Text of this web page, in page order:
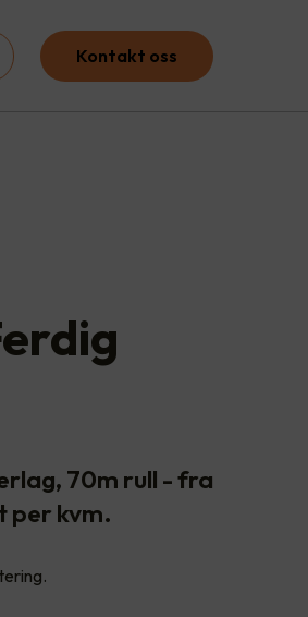
Kontakt oss
70m rull - fra
per kvm.